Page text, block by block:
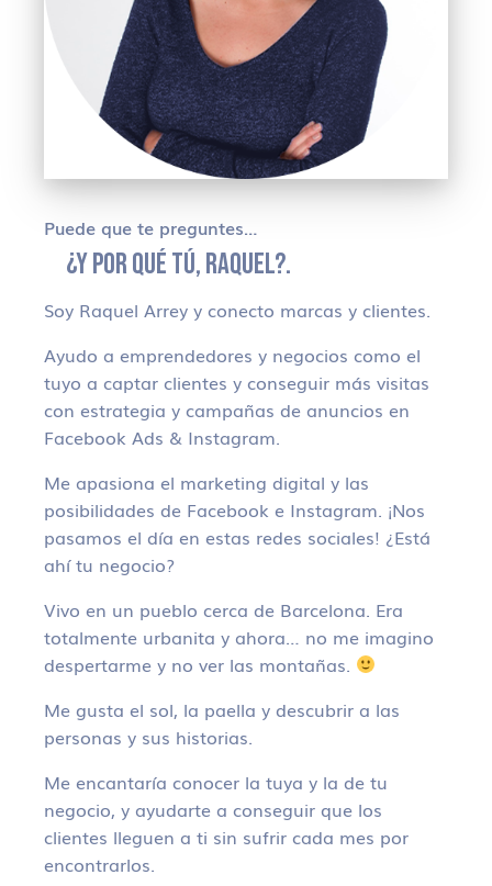
Puede que te preguntes…
¿Y POR QUÉ TÚ, RAQUEL?.
Soy Raquel Arrey y conecto marcas y clientes.
Ayudo a emprendedores y negocios como el
tuyo a captar clientes y conseguir más visitas
con estrategia y campañas de anuncios en
Facebook Ads & Instagram.
Me apasiona el marketing digital y las
posibilidades de Facebook e Instagram. ¡Nos
pasamos el día en estas redes sociales! ¿Está
ahí tu negocio?
Vivo en un pueblo cerca de Barcelona. Era
totalmente urbanita y ahora… no me imagino
despertarme y no ver las montañas.
Me gusta el sol, la paella y descubrir a las
personas y sus historias.
Me encantaría conocer la tuya y la de tu
negocio, y ayudarte a conseguir que los
clientes lleguen a ti sin sufrir cada mes por
encontrarlos.